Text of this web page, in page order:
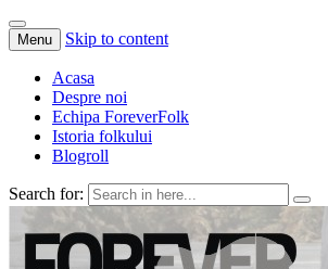
Menu Skip to content
Acasa
Despre noi
Echipa ForeverFolk
Istoria folkului
Blogroll
Search for:
ForeverFolk
Muzica sufletului tau